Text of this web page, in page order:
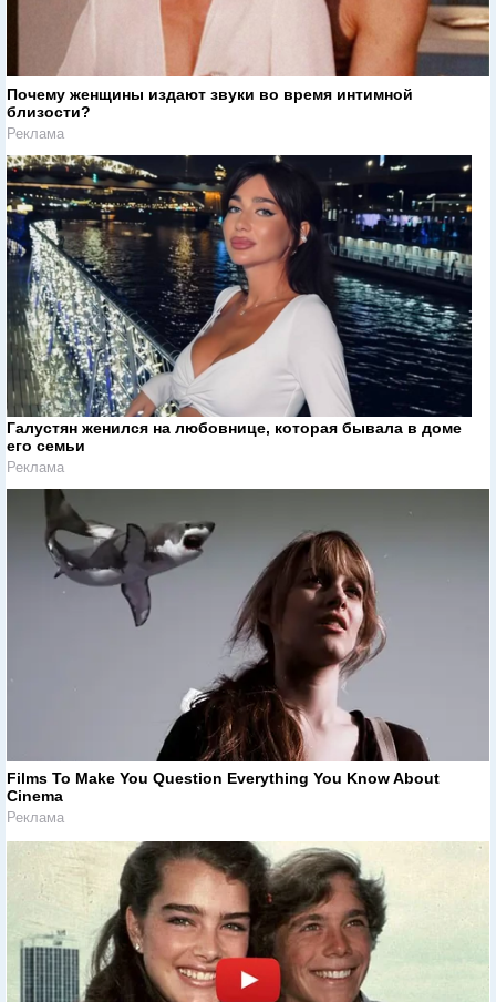
Почему женщины издают звуки во время интимной
близости?
Реклама
Галустян женился на любовнице, которая бывала в доме
его семьи
Реклама
Films To Make You Question Everything You Know About
Cinema
Реклама